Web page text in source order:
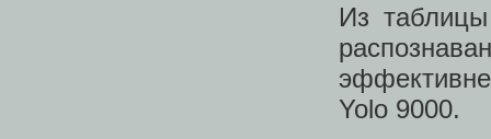
Из
Yolo 9000.